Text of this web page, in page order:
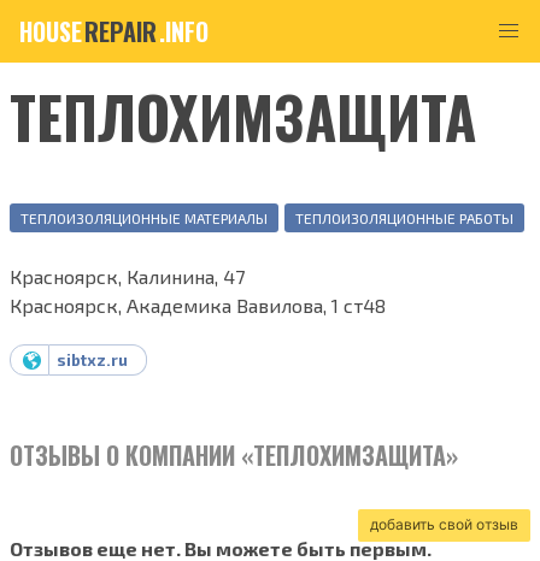
HOUSEREPAIR.INFO
ТЕПЛОХИМЗАЩИТА
ТЕПЛОИЗОЛЯЦИОННЫЕ МАТЕРИАЛЫ ТЕПЛОИЗОЛЯЦИОННЫЕ РАБОТЫ
Красноярск, Калинина, 47
Красноярск, Академика Вавилова, 1 ст48
sibtxz.ru
ОТЗЫВЫ О КОМПАНИИ «ТЕПЛОХИМЗАЩИТА»
добавить свой отзыв
Отзывов еще нет. Вы можете быть первым.